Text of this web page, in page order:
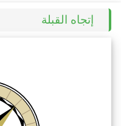
إتجاه القبلة